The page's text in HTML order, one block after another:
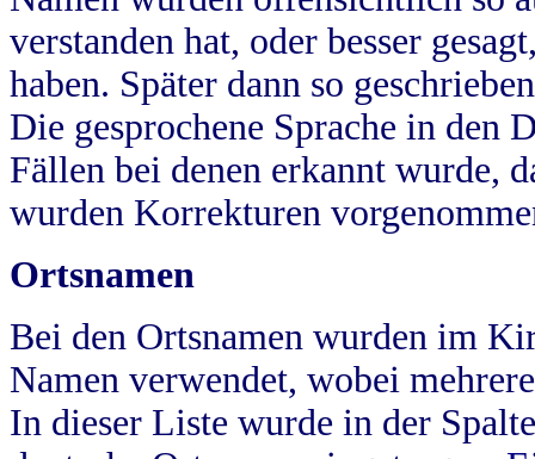
verstanden hat, oder besser
haben. Später dann so
Die gesprochene Sprache in
Fällen bei denen erkannt wurde,
wurden Korrekturen
Ortsnamen
Bei den Ortsnamen wurden im
Namen verwendet, wobei
In dieser Liste wurde in der